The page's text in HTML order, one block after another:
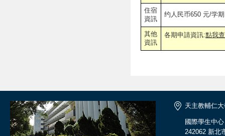
住宿
資訊
约人民币650 元/学
其他
資訊
各期申請資訊:點我
天主教輔仁
國際學生中心
242062 新北